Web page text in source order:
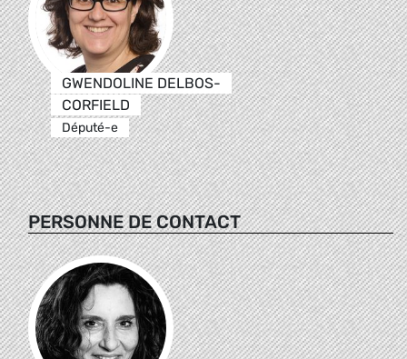
GWENDOLINE DELBOS-
CORFIELD
Député-e
PERSONNE DE CONTACT